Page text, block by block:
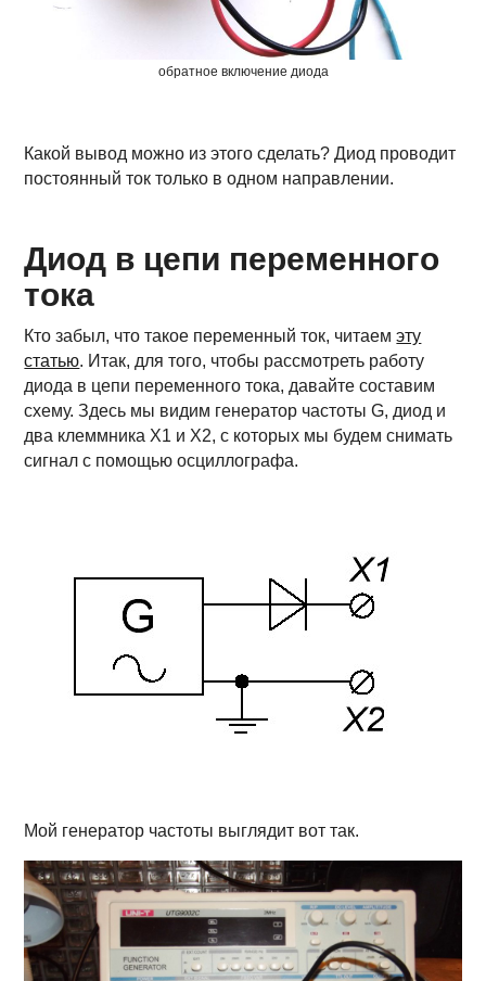
обратное включение диода
Какой вывод можно из этого сделать? Диод проводит
постоянный ток только в одном направлении.
Диод в цепи переменного
тока
Кто забыл, что такое переменный ток, читаемэту
статью. Итак, для того, чтобы рассмотреть работу
диода в цепи переменного тока, давайте составим
схему. Здесь мы видим генератор частоты G, диод и
два клеммника Х1 и Х2, с которых мы будем снимать
сигнал с помощью осциллографа.
Мой генератор частоты выглядит вот так.